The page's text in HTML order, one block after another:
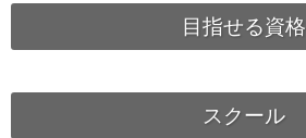
目指せる資格
スクール